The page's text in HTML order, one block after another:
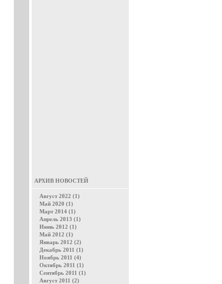
АРХИВ НОВОСТЕЙ
Август 2022 (1)
Май 2020 (1)
Март 2014 (1)
Апрель 2013 (1)
Июнь 2012 (1)
Май 2012 (1)
Январь 2012 (2)
Декабрь 2011 (1)
Ноябрь 2011 (4)
Октябрь 2011 (1)
Сентябрь 2011 (1)
Август 2011 (2)